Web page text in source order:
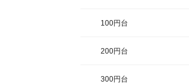
100円台
200円台
300円台